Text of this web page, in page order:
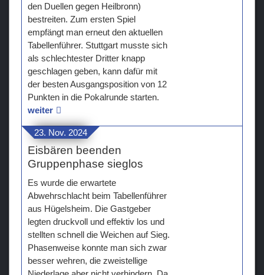
den Duellen gegen Heilbronn)
bestreiten. Zum ersten Spiel
empfängt man erneut den aktuellen
Tabellenführer. Stuttgart musste sich
als schlechtester Dritter knapp
geschlagen geben, kann dafür mit
der besten Ausgangsposition von 12
Punkten in die Pokalrunde starten.
weiter
23. Nov. 2024
Eisbären beenden
Gruppenphase sieglos
Es wurde die erwartete
Abwehrschlacht beim Tabellenführer
aus Hügelsheim. Die Gastgeber
legten druckvoll und effektiv los und
stellten schnell die Weichen auf Sieg.
Phasenweise konnte man sich zwar
besser wehren, die zweistellige